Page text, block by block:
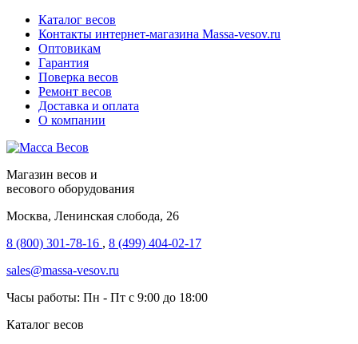
Каталог весов
Контакты интернет-магазина Мassa-vesov.ru
Оптовикам
Гарантия
Поверка весов
Ремонт весов
Доставка и оплата
О компании
Магазин весов и
весового оборудования
Москва, Ленинская слобода, 26
8 (800) 301-78-16 , 8 (499) 404-02-17
sales@massa-vesov.ru
Часы работы: Пн - Пт с 9:00 до 18:00
Каталог весов